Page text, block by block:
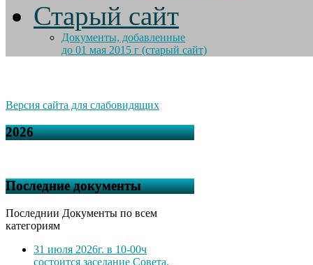
Старый сайт
Документы, добавленные
до 01 мая 2015 г (старый сайт)
Версия сайта для слабовидящих
2026
Последние документы
Последнии Документы по всем
категориям
31 июля 2026г. в 10-00ч
состоится заседание Совета.